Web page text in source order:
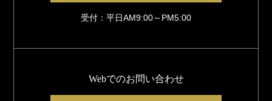
受付：平日AM9:00～PM5:00
Webでのお問い合わせ